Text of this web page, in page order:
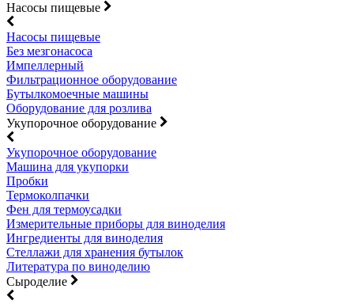
Насосы пищевые
Насосы пищевые
Без мезгонасоса
Импеллерный
Фильтрационное оборудование
Бутылкомоечные машины
Оборудование для розлива
Укупорочное оборудование
Укупорочное оборудование
Машина для укупорки
Пробки
Термоколпачки
Фен для термоусадки
Измерительные приборы для виноделия
Ингредиенты для виноделия
Стеллажи для хранения бутылок
Литература по виноделию
Сыроделие